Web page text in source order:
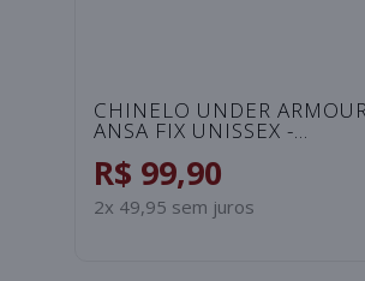
CHINELO NIKE BENASSI
PRINT FEMININO - BRANCO
R$ 149,90
3x 49,97 sem juros